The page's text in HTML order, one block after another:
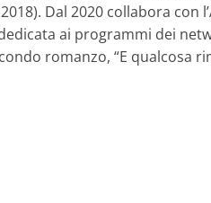
Dal 2020 collabora con
ai programmi dei
romanzo, “E qualcosa